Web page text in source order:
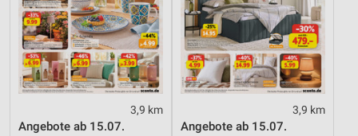
3,9 km
Angebote ab 15.07.
3,9 km
Angebote ab 15.07.